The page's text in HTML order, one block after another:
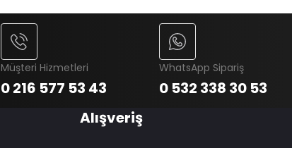
Müşteri Hizmetleri
0 216 577 53 43
WhatsApp Sipariş
0 532 338 30 53
Alışveriş